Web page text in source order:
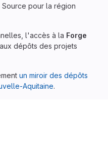
pour la région
l'accès à la Forge
dépôts des projets
un miroir des dépôts
Aquitaine.